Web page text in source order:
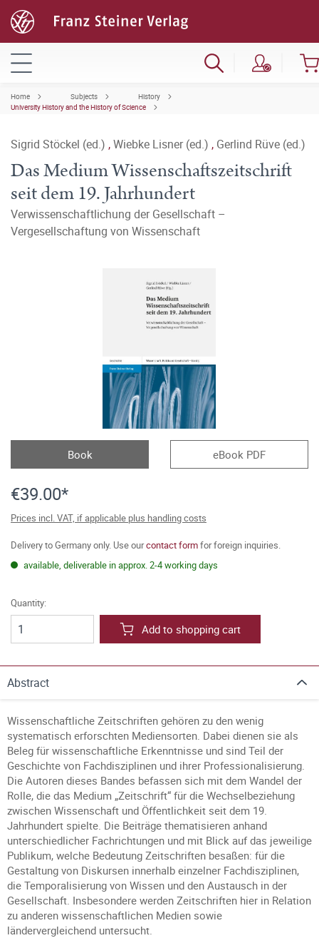
Home Subjects
History
University History and the History of Science
Sigrid Stöckel (ed.) ,Wiebke Lisner (ed.) , Gerlind Rüve (ed.)
Das Medium Wissenschaftszeitschrift
seit dem 19. Jahrhundert
Verwissenschaftlichung der Gesellschaft –
Vergesellschaftung von Wissenschaft
Book eBook PDF
€39.00*
Prices incl. VAT, if applicable plus handling costs
Delivery to Germany only. Use ourcontact formfor foreign inquiries.
available, deliverable in approx. 2-4 working days
Quantity:
Add to shopping cart
Abstract
Wissenschaftliche Zeitschriften gehören zu den wenig
systematisch erforschten Mediensorten. Dabei dienen sie als
Beleg für wissenschaftliche Erkenntnisse und sind Teil der
Geschichte von Fachdisziplinen und ihrer Professionalisierung.
Die Autoren dieses Bandes befassen sich mit dem Wandel der
Rolle, die das Medium „Zeitschrift“ für die Wechselbeziehung
zwischen Wissenschaft und Öffentlichkeit seit dem 19.
Jahrhundert spielte. Die Beiträge thematisieren anhand
unterschiedlicher Fachrichtungen und mit Blick auf das jeweilige
Publikum, welche Bedeutung Zeitschriften besaßen: für die
Gestaltung von Diskursen innerhalb einzelner Fachdisziplinen,
die Temporalisierung von Wissen und den Austausch in der
Gesellschaft. Insbesondere werden Zeitschriften hier in Relation
zu anderen wissenschaftlichen Medien sowie
ländervergleichend untersucht.